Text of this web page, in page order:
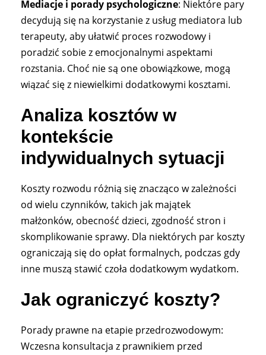
Mediacje i porady psychologiczne: Niektóre pary
decydują się na korzystanie z usług mediatora lub
terapeuty, aby ułatwić proces rozwodowy i
poradzić sobie z emocjonalnymi aspektami
rozstania. Choć nie są one obowiązkowe, mogą
wiązać się z niewielkimi dodatkowymi kosztami.
Analiza kosztów w
kontekście
indywidualnych sytuacji
Koszty rozwodu różnią się znacząco w zależności
od wielu czynników, takich jak majątek
małżonków, obecność dzieci, zgodność stron i
skomplikowanie sprawy. Dla niektórych par koszty
ograniczają się do opłat formalnych, podczas gdy
inne muszą stawić czoła dodatkowym wydatkom.
Jak ograniczyć koszty?
Porady prawne na etapie przedrozwodowym:
Wczesna konsultacja z prawnikiem przed